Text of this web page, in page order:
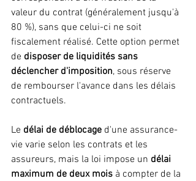
valeur du contrat (généralement jusqu'à
80 %), sans que celui-ci ne soit
fiscalement réalisé. Cette option permet
de disposer de liquidités sans
déclencher d'imposition, sous réserve
de rembourser l'avance dans les délais
contractuels.
Le délai de déblocage d'une assurance-
vie varie selon les contrats et les
assureurs, mais la loi impose un délai
maximum de deux mois à compter de la